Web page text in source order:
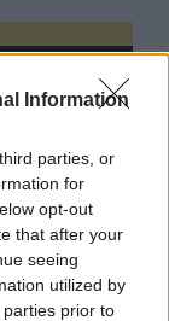
Information
parties, or
for
opt-out
that after your
seeing
utilized by
prior to